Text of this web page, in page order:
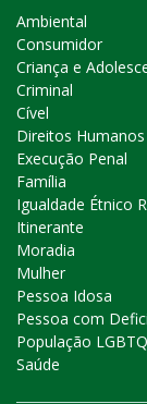
Ambiental
Consumidor
Criança e
Criminal
Cível
Direitos Humanos
Execução Penal
Família
Igualdade Étnico
Itinerante
Moradia
Mulher
Pessoa Idosa
Pessoa com
População
Saúde